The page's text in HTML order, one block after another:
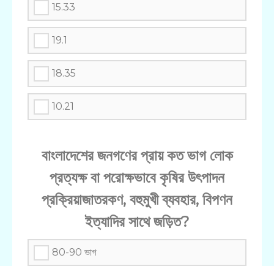
15.33
19.1
18.35
10.21
বাংলাদেশের জনগণের প্রায় কত ভাগ লোক
প্রত্যক্ষ বা পরোক্ষভাবে কৃষির উৎপাদন
প্রক্রিয়াজাতরকণ, বহুমুখী ব্যবহার, বিপণন
ইত্যাদির সাথে জড়িত?
80-90 ভাগ